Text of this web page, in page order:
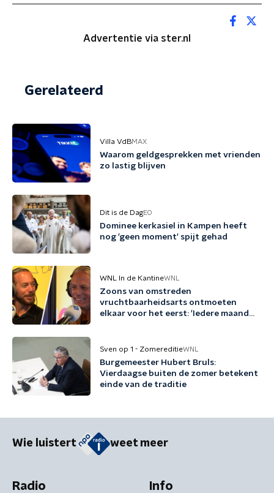
Advertentie via ster.nl
Gerelateerd
Villa VdBMAX
Waarom geldgesprekken met vrienden
zo lastig blijven
Dit is de DagEO
Dominee kerkasiel in Kampen heeft
nog 'geen moment' spijt gehad
WNL In de KantineWNL
Zoons van omstreden
vruchtbaarheidsarts ontmoeten
elkaar voor het eerst: 'Iedere maand
Sven op 1 - ZomereditieWNL
Burgemeester Hubert Bruls:
Vierdaagse buiten de zomer betekent
einde van de traditie
Wie luistert weet meer
Radio Info